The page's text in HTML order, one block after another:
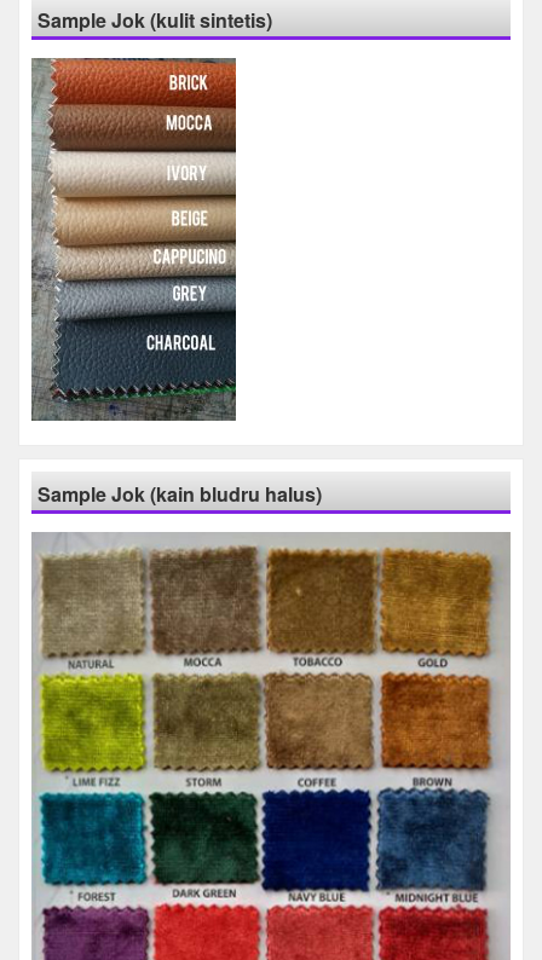
Sample Jok (kulit sintetis)
Sample Jok (kain bludru halus)